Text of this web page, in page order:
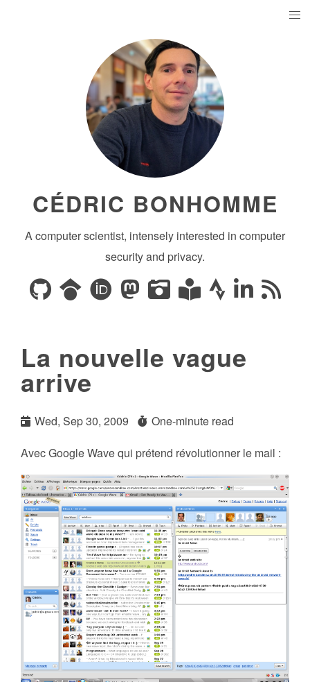
CÉDRIC BONHOMME
A computer scientist, intensely interested in computer
security and privacy.
La nouvelle vague
arrive
Wed, Sep 30, 2009
One-minute read
Avec Google Wave qui prétend révolutionner le mail :